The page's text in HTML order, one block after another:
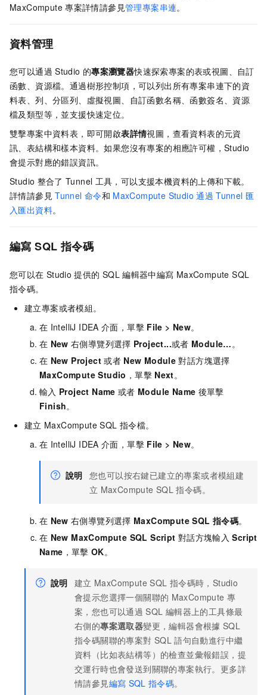
MaxCompute 專案詳情請參見管理專案串連。
資料管理
您可以通過 Studio 的專案瀏覽器快速探索專案的表或視圖、自訂
函數、資源檔。通過樹形控制項，可以列出所有專案串連下的資
料表、列、分區列、虛擬視圖、自訂函數名稱、函數簽名、資源
檔及類型等，並支援快速定位。
雙擊專案中資料表，即可開啟表詳情視圖，查看資料表的元資
訊、表結構和樣本資料。如果您沒有專案的相應許可權，Studio
會提示對應的錯誤資訊。
Studio 整合了 Tunnel 工具，可以支援本機資料的上傳和下載。
詳情請參見 Tunnel 命令和 MaxCompute Studio 通過 Tunnel 匯
入匯出資料。
編寫 SQL 指令碼
您可以在 Studio 提供的 SQL 編輯器中編寫 MaxCompute SQL
指令碼。
建立專案或者模組。
在 IntelliJ IDEA 介面，單擊 File > New。
在 New 右側導覽列選擇 Project...或者 Module… 。
在 New Project 或者 New Module 對話方塊選擇
MaxCompute Studio ，單擊 Next。
輸入 Project Name 或者 Module Name 後單擊
Finish。
建立 MaxCompute SQL 指令檔。
在 IntelliJ IDEA 介面，單擊 File > New。
說明 您也可以按右鍵已建立的專案或者模組建
立 MaxCompute SQL 指令碼。
在 New 右側導覽列選擇 MaxCompute SQL 指令碼。
在 New MaxCompute SQL Script 對話方塊輸入 Script
Name ，單擊 OK。
說明 建立 MaxCompute SQL 指令碼時，Studio
會提示您選擇一個關聯的 MaxCompute 專
案，您也可以通過 SQL 編輯器上的工具條最
右側的專案選取器變更，編輯器會根據 SQL
指令碼關聯的專案對 SQL 語句自動進行中繼
資料（比如表結構等）的檢查並彙報錯誤，提
交運行時也會發送到關聯的專案執行。更多詳
情請參見 編寫 SQL 指令碼。